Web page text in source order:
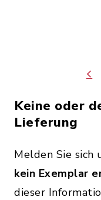
Keine oder
Lieferung
Melden Sie sich
kein Exemplar
dieser